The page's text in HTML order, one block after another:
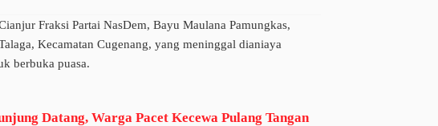
Fraksi Partai NasDem, Bayu Maulana Pamungkas,
Kecamatan Cugenang, yang meninggal dianiaya
berbuka puasa.
Datang, Warga Pacet Kecewa Pulang Tangan